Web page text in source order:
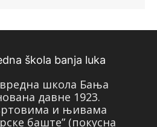
школа Бања
давне 1923.
и њивама
баште” (покусна